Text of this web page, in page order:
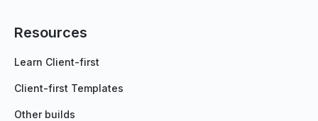
Resources
Learn Client-first
Client-first Templates
Other builds